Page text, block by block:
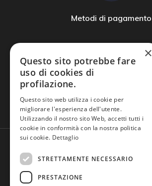
Metodi di pagamento
Domande frequenti
×
Questo sito potrebbe fare
uso di cookies di
profilazione.
Questo sito web utilizza i cookie per
migliorare l'esperienza dell'utente.
Utilizzando il nostro sito Web, accetti tutti i
cookie in conformità con la nostra politica
sui cookie. Dettaglio
STRETTAMENTE NECESSARIO
PRESTAZIONE